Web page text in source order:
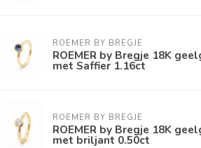
ROEMER BY BREGJE
ROEMER by Bregje 18K
met Saffier 1.16ct
ROEMER BY BREGJE
ROEMER by Bregje 18K
met briljant 0.50ct